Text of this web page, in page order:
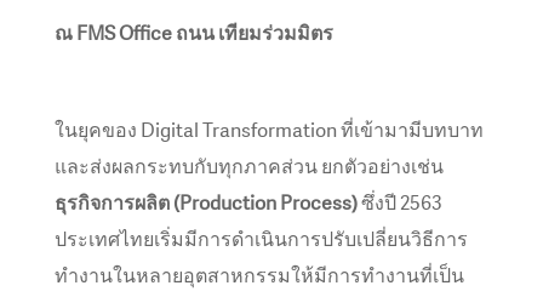
ณ FMS Office ถนน เทียมร่วมมิตร
ในยุคของ Digital Transformation ที่เข้ามามีบทบาท
และส่งผลกระทบกับทุกภาคส่วน ยกตัวอย่างเช่น
ธุรกิจการผลิต (Production Process)ซึ่งปี 2563
ประเทศไทยเริ่มมีการดำเนินการปรับเปลี่ยนวิธีการ
ทำงานในหลายอุตสาหกรรมให้มีการทำงานที่เป็น